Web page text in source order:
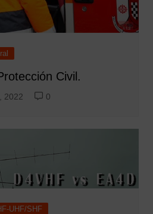
Civil.
2022 0
UHF/SHF